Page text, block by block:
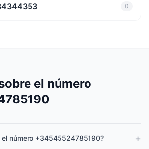
0
el número
el número +34545524785190? +